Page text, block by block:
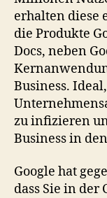
erhalten diese
die Produkte
Docs, neben
Business.
zu infizieren
Business in
Google hat
dass Sie in der